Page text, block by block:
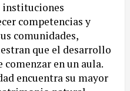
instituciones
competencias y
comunidades,
que el desarrollo
en un aula.
encuentra su mayor